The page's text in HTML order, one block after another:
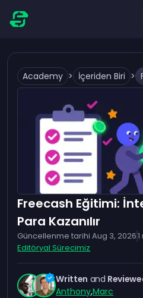
Academy > İçeriden Biri >
Freecash Eğitimi:
Para Kazanılır
Güncellenme tarihi Aug 3, 20261
Editöryal Sürecimiz
Written and
Anthony,Marc